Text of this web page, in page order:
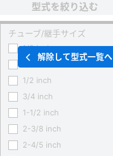
型式を絞り込む
チューブ/継手サイズ
1/8 inch
1/4 inch
1/2 inch
3/4 inch
1-1/2 inch
2-3/8 inch
2-4/5 inch
解除して型式一覧へ